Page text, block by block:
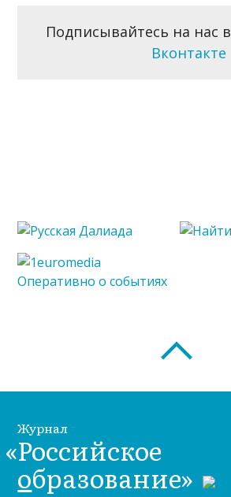
Подписывайтесь на нас в
Вконтакте
Журнал
«Российское
образование»